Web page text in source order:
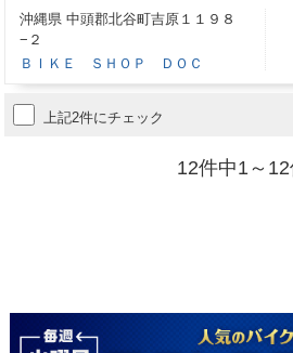
沖縄県 中頭郡北谷町吉原１１９８
−２
ＢＩＫＥ ＳＨＯＰ ＤＯＣ
上記2件にチェック
12件中1～